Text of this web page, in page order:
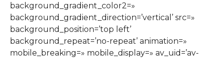
background_gradient_color2=»
background_gradient_direction=’vertical’ src=»
background_position=’top left’
background_repeat=’no-repeat’ animation=»
mobile_breaking=» mobile_display=» av_uid=’av-